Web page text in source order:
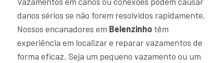
danos sérios se não forem resolvidos rapidamente.
Nossos encanadores em Belenzinho têm
experiência em localizar e reparar vazamentos de
forma eficaz. Seja um pequeno vazamento ou um